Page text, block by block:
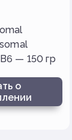
— 150 гр
о